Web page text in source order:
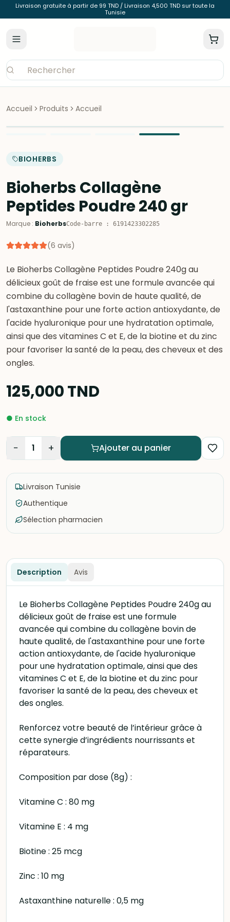
Livraison gratuite à partir de 99 TND / Livraison 4,500 TND sur toute la
Tunisie
Accueil Produits Accueil
BIOHERBS
Bioherbs Collagène
Peptides Poudre 240 gr
Marque : BioherbsCode-barre : 6191423302285
(6 avis)
Le Bioherbs Collagène Peptides Poudre 240g au
délicieux goût de fraise est une formule avancée qui
combine du collagène bovin de haute qualité, de
l'astaxanthine pour une forte action antioxydante, de
l'acide hyaluronique pour une hydratation optimale,
ainsi que des vitamines C et E, de la biotine et du zinc
pour favoriser la santé de la peau, des cheveux et des
ongles.
125,000TND
● En stock
− 1 + Ajouter au panier
Livraison Tunisie
Authentique
Sélection pharmacien
Description Avis
Le Bioherbs Collagène Peptides Poudre 240g au
délicieux goût de fraise est une formule
avancée qui combine du collagène bovin de
haute qualité, de l'astaxanthine pour une forte
action antioxydante, de l'acide hyaluronique
pour une hydratation optimale, ainsi que des
vitamines C et E, de la biotine et du zinc pour
favoriser la santé de la peau, des cheveux et
des ongles.
Renforcez votre beauté de l’intérieur grâce à
cette synergie d’ingrédients nourrissants et
réparateurs.
Composition par dose (8g) :
Vitamine C : 80 mg
Vitamine E : 4 mg
Biotine : 25 mcg
Zinc : 10 mg
Astaxanthine naturelle : 0,5 mg